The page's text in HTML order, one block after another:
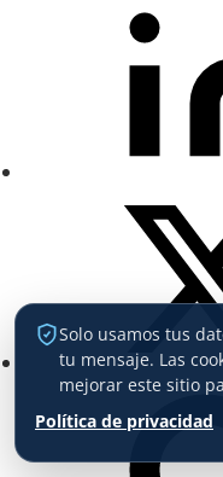
Solo usamos tus
tu mensaje. Las
mejorar este sitio
Política de privacidad